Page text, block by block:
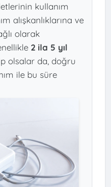
kullanım
alışkanlıklarına ve
olarak
2 ila 5 yıl
olsalar da, doğru
ile bu süre